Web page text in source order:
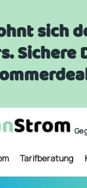
sich
Sichere
Tarifberatung